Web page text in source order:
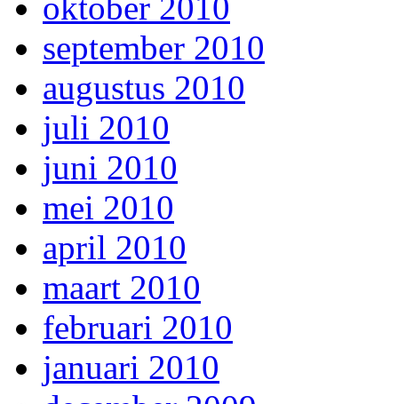
september 2010
augustus 2010
juli 2010
juni 2010
mei 2010
april 2010
maart 2010
februari 2010
januari 2010